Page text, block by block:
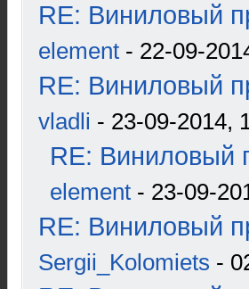
RE: Виниловый
element - 22-09-
RE: Виниловый
vladli - 23-09-2014,
RE: Виниловый
element - 23-09-
RE: Виниловый
Sergii_Kolomiets -